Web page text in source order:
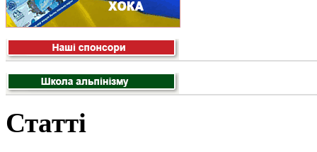
Статті